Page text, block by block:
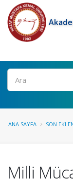
Ara
ANA SAYFA SON
Milli